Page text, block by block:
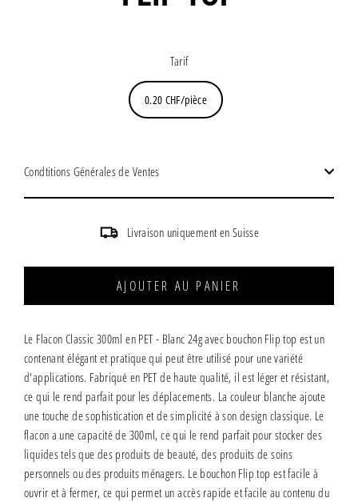
régulier
Tarif
0.20 CHF/pièce
Condtitions Générales de Ventes
Livraison uniquement en Suisse
AJOUTER AU PANIER
Le Flacon Classic 300ml en PET - Blanc 24g avec bouchon Flip top est un
contenant élégant et pratique qui peut être utilisé pour une variété
d'applications. Fabriqué en PET de haute qualité, il est léger et résistant,
ce qui le rend parfait pour les déplacements. La couleur blanche ajoute
une touche de sophistication et de simplicité à son design classique. Le
flacon a une capacité de 300ml, ce qui le rend parfait pour stocker des
liquides tels que des produits de beauté, des produits de soins
personnels ou des produits ménagers. Le bouchon Flip top est facile à
ouvrir et à fermer, ce qui permet un accès rapide et facile au contenu du